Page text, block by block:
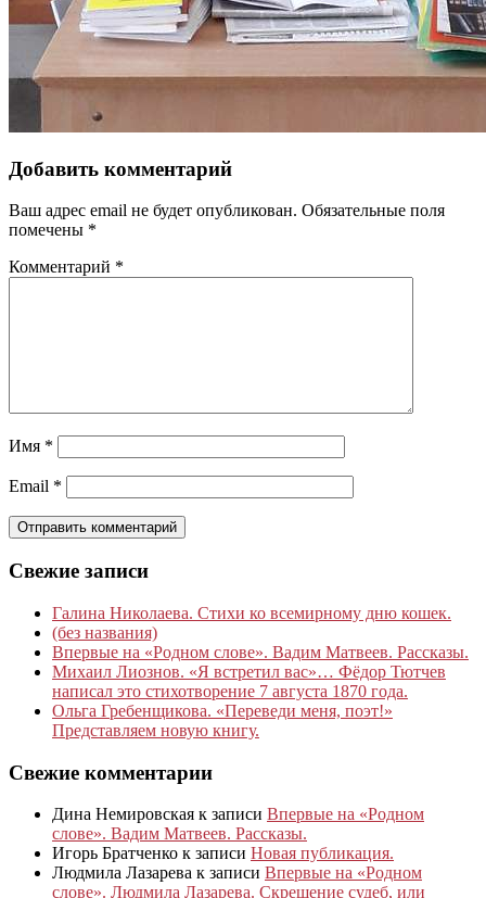
Добавить комментарий
Ваш адрес email не будет опубликован. Обязательные поля
помечены *
Комментарий *
Имя *
Email *
Свежие записи
Галина Николаева. Стихи ко всемирному дню кошек.
(без названия)
Впервые на «Родном слове». Вадим Матвеев. Рассказы.
Михаил Лиознов. «Я встретил вас»… Фёдор Тютчев
написал это стихотворение 7 августа 1870 года.
Ольга Гребенщикова. «Переведи меня, поэт!»
Представляем новую книгу.
Свежие комментарии
Дина Немировская к записи Впервые на «Родном
слове». Вадим Матвеев. Рассказы.
Игорь Братченко к записи Новая публикация.
Людмила Лазарева к записи Впервые на «Родном
слове». Людмила Лазарева. Скрещение судеб, или